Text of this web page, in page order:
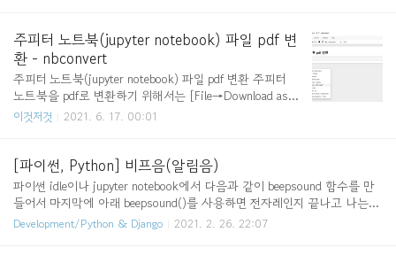
주피터 노트북을 pdf로 변환하는 방법에 대해 이야기 해
보고자 한다. [File→Download as→HTML(.html)]를 클
릭한다. 다운받은 HTML 파일을 pdf로 바꾸는 방법은 두
가지가 있다. 1. https://www.sejda.com/html-to-pdf 사
이트에서 바꾸는 방법 2. HTML 파일을 열고 인쇄를 통해
pdf로 저장하는 방법 https://jxnjxn.tisto..
주피터 노트북(jupyter notebook) 파일 pdf 변
환 - nbconvert
주피터 노트북(jupyter notebook) 파일 pdf 변환 주피터
노트북을 pdf로 변환하기 위해서는 [File→Download as→
PDF via LaTeX(.pdf)]를 클릭하면 된다. 만일 위처럼 클릭
래와 같은 화면이 나온다. 운영체제에 맞는 것을 선택해
설치하면 된다. 윈도우에서는 MikTex를 누르면 된다. Mik
Tex를 누르면 아래와 같은 화면이 나오는데 여기서 DOW
NLOAD를 눌러준다. 위의 과정을 통해 나온 페이지를 아
래로 내리면 다음과 같은 화면이 나타난다. 여기서 Downl
이것저것 2021. 6. 17. 00:01
[파이썬, Python] 비프음(알림음)
파이썬 idle이나 jupyter notebook에서 다음과 같이 beepsound 함수를 만
들어서 마지막에 아래 beepsound()를 사용하면 전자레인지 끝나고 나는
소리를 내면서 코드가 종료된 것을 알 수 있다. import winsound as sd def
Development/Python & Django 2021. 2. 26. 22:07